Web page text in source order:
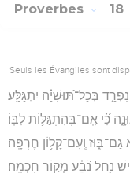
Proverbes 18
Seuls les Évangiles sont
בְּכָל־תּ֝וּשִׁיָּ֗ה יִתְגַּלָּֽע׃
כִּ֝֗י אִֽם־בְּהִתְגַּלּ֥וֹת לִבּֽוֹ׃
וְֽעִם־קָל֥וֹן חֶרְפָּֽה׃
נַ֥חַל נֹ֝בֵ֗עַ מְק֣וֹר חָכְמָֽה׃